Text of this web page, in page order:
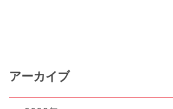
アーカイブ